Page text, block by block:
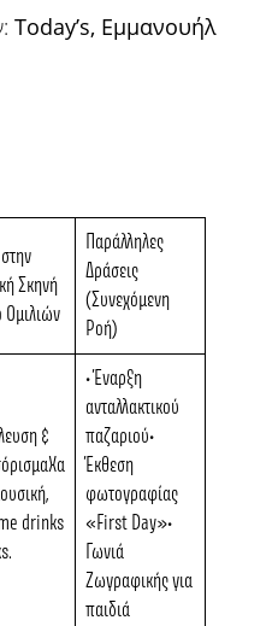
Today’s, Εμμανουήλ
Σκηνή
Παράλληλες
Δράσεις
(Συνεχόμενη
Ροή)
&
Χα
drinks
• Έναρξη
ανταλλακτικού
παζαριού•
Έκθεση
φωτογραφίας
«First Day»•
Γωνιά
Ζωγραφικής για
παιδιά